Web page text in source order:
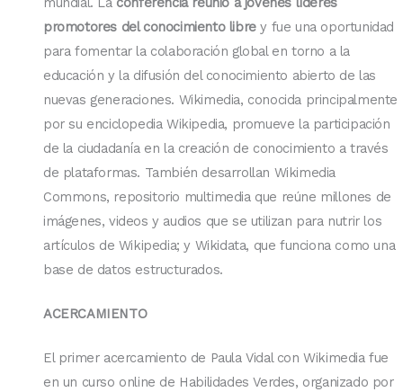
promotores del conocimiento librey fue una oportunidad
para fomentar la colaboración global en torno a la
educación y la difusión del conocimiento abierto de las
nuevas generaciones. Wikimedia, conocida principalmente
por su enciclopedia Wikipedia, promueve la participación
de la ciudadanía en la creación de conocimiento a través
de plataformas. También desarrollan Wikimedia
Commons, repositorio multimedia que reúne millones de
imágenes, videos y audios que se utilizan para nutrir los
artículos de Wikipedia; y Wikidata, que funciona como una
base de datos estructurados.
ACERCAMIENTO
El primer acercamiento de Paula Vidal con Wikimedia fue
en un curso online de Habilidades Verdes, organizado por